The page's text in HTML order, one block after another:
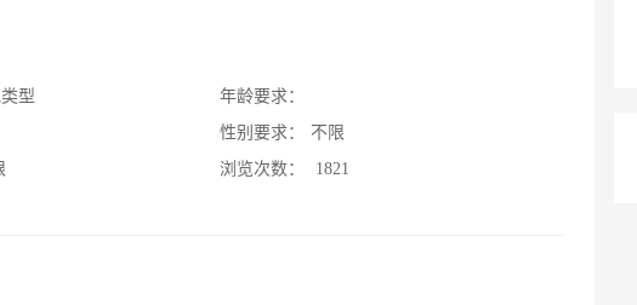
型
年龄要求：
性别要求：
不限
浏览次数：
1821